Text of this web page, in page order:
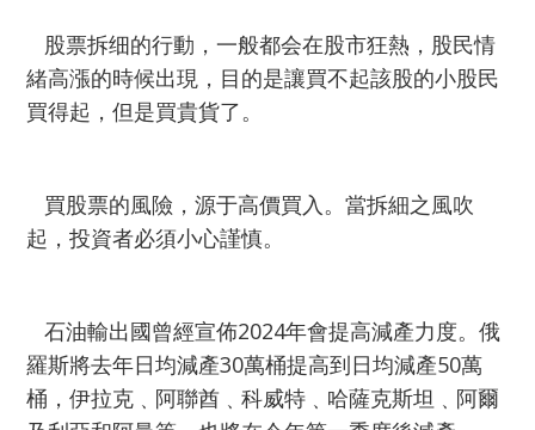
股票拆细的行動，一般都会在股市狂熱，股民情
緒高漲的時候出現，目的是讓買不起該股的小股民
買得起，但是買貴貨了。
買股票的風險，源于高價買入。當拆細之風吹
起，投資者必須小心謹慎。
石油輸出國曾經宣佈2024年會提高減產力度。俄
羅斯將去年日均減產30萬桶提高到日均減產50萬
桶，伊拉克﹑阿聯酋﹑科威特﹑哈薩克斯坦﹑阿爾